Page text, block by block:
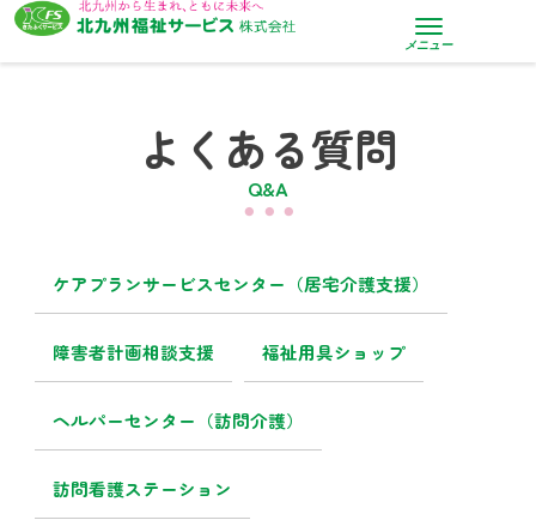
メニュー
よくある質問
Q&A
・・・
ケアプランサービスセンター（居宅介護支援）
障害者計画相談支援 福祉用具ショップ
ヘルパーセンター（訪問介護）
訪問看護ステーション